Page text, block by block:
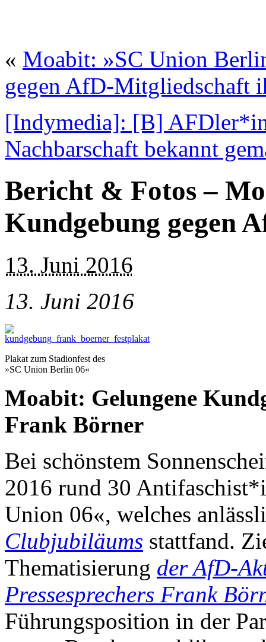
« Moabit: »SC Union
gegen AfD-Mitgliedschaft
[Indymedia]: [B]
Nachbarschaft bekannt
Bericht & Fotos –
Kundgebung gegen
13. Juni 2016
13. Juni 2016
Plakat zum Stadionfest des
»SC Union Berlin 06«
Moabit: Gelungene
Frank Börner
Bei schönstem
2016 rund 30
Union 06«, welches
Clubjubiläums stattfand.
Thematisierung der AfD-
Pressesprechers Frank
Führungsposition in der